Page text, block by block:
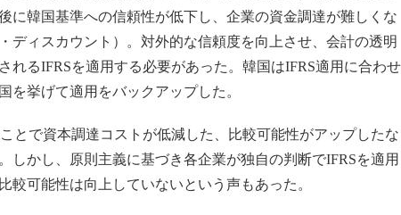
に韓国基準への信頼性が低下し、企業の資金調達が難しくな
ディスカウント）。対外的な信頼度を向上させ、会計の透明
れるIFRSを適用する必要があった。韓国はIFRS適用に合わせ
を挙げて適用をバックアップした。
とで資本調達コストが低減した、比較可能性がアップしたな
しかし、原則主義に基づき各企業が独自の判断でIFRSを適用
較可能性は向上していないという声もあった。